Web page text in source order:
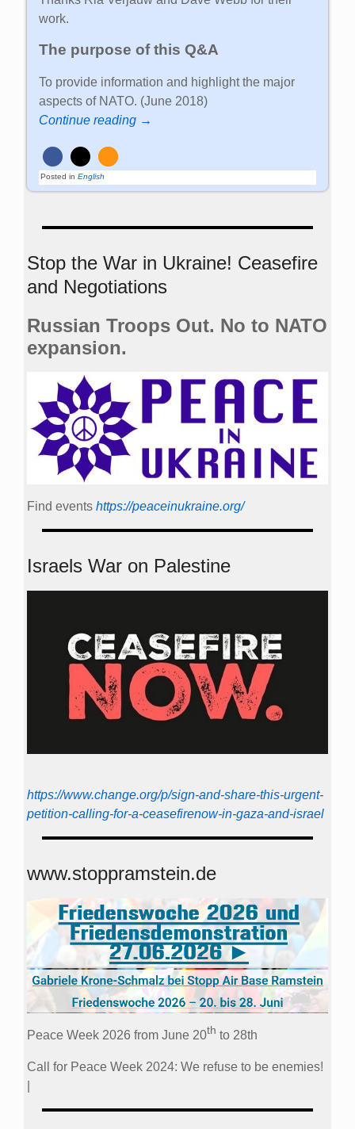
work.
The purpose of this Q&A
To provide information and highlight the major
aspects of NATO. (June 2018)
Continue reading →
Posted in English
Stop the War in Ukraine! Ceasefire
and Negotiations
Russian Troops Out. No to NATO
expansion.
Find events https://peace­in­ukraine.org/
Israels War on Palestine
https://www.change.org/p/sign-and-share-this-urgent-
petition-calling-for-a-ceasefirenow-in-gaza-and-israel
www.stoppramstein.de
Peace Week 2026 from June 20th to 28th
Call for Peace Week 2024: We refuse to be enemies!